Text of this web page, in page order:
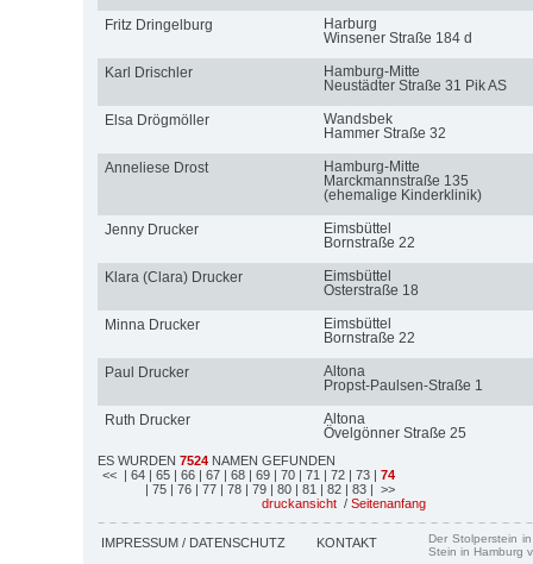
Fritz Dringelburg
Harburg
Winsener Straße 184 d
Karl Drischler
Hamburg-Mitte
Neustädter Straße 31 Pik AS
Elsa Drögmöller
Wandsbek
Hammer Straße 32
Anneliese Drost
Hamburg-Mitte
Marckmannstraße 135
(ehemalige Kinderklinik)
Jenny Drucker
Eimsbüttel
Bornstraße 22
Klara (Clara) Drucker
Eimsbüttel
Osterstraße 18
Minna Drucker
Eimsbüttel
Bornstraße 22
Paul Drucker
Altona
Propst-Paulsen-Straße 1
Ruth Drucker
Altona
Övelgönner Straße 25
ES WURDEN 7524 NAMEN GEFUNDEN
<< | 64 | 65 | 66 | 67 | 68 | 69 | 70 | 71 | 72 | 73 | 74
| 75 | 76 | 77 | 78 | 79 | 80 | 81 | 82 | 83 | >>
druckansicht / Seitenanfang
IMPRESSUM / DATENSCHUTZ KONTAKT
Der Stolperstein
Stein in Hamburg